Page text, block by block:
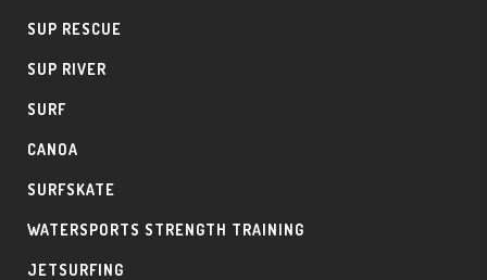
SUP RESCUE
SUP RIVER
SURF
CANOA
SURFSKATE
WATERSPORTS STRENGTH TRAINING
JETSURFING